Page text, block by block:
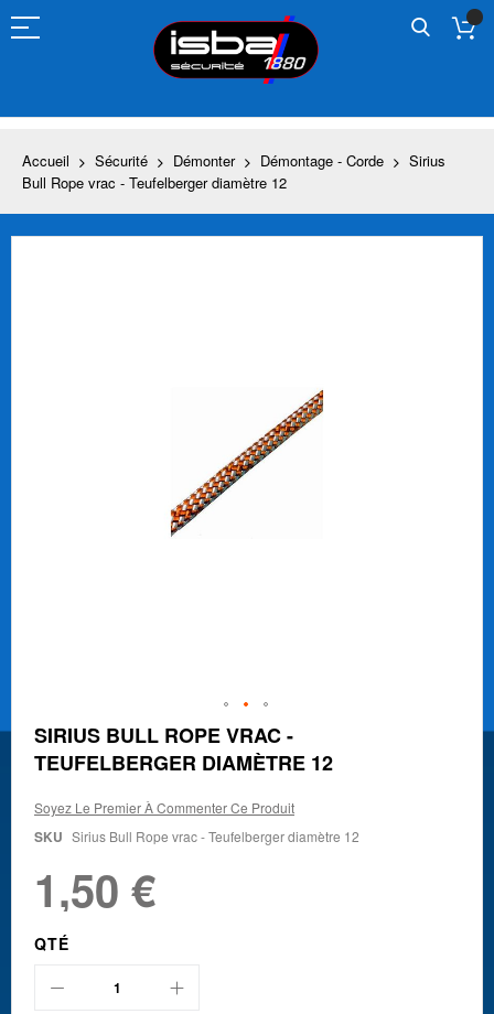
au
contenu
Accueil Sécurité Démonter Démontage - Corde
Sirius
Bull Rope vrac - Teufelberger diamètre 12
Skip
to
the
of
the
images
SIRIUS BULL ROPE VRAC -
TEUFELBERGER DIAMÈTRE 12
Soyez Le Premier À Commenter Ce Produit
SKU Sirius Bull Rope vrac - Teufelberger diamètre 12
1,50 €
QTÉ